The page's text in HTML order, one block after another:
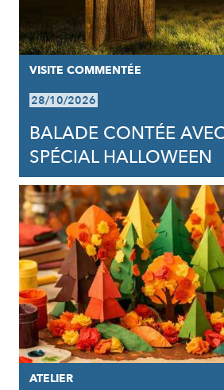
VISITE COMMENTÉE
28/10/2026
BALADE CONTÉE
SPÉCIAL HALLOWEEN
ATELIER